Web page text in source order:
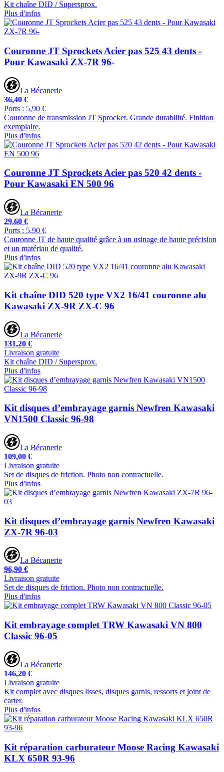
Kit chaîne DID / Supersprox.
Plus d'infos
Couronne JT Sprockets Acier pas 525 43 dents -
Pour Kawasaki ZX-7R 96-
La Bécanerie
36,40 €
Ports : 5,90 €
Couronne de transmission JT Sprocket. Grande durabilité. Finition
exemplaire.
Plus d'infos
Couronne JT Sprockets Acier pas 520 42 dents -
Pour Kawasaki EN 500 96
La Bécanerie
29,60 €
Ports : 5,90 €
Couronne JT de haute qualité grâce à un usinage de haute précision
et un matériau de qualité.
Plus d'infos
Kit chaîne DID 520 type VX2 16/41 couronne alu
Kawasaki ZX-9R ZX-C 96
La Bécanerie
131,20 €
Livraison gratuite
Kit chaîne DID / Supersprox.
Plus d'infos
Kit disques d’embrayage garnis Newfren Kawasaki
VN1500 Classic 96-98
La Bécanerie
109,00 €
Livraison gratuite
Set de disques de friction. Photo non contractuelle.
Plus d'infos
Kit disques d’embrayage garnis Newfren Kawasaki
ZX-7R 96-03
La Bécanerie
96,90 €
Livraison gratuite
Set de disques de friction. Photo non contractuelle.
Plus d'infos
Kit embrayage complet TRW Kawasaki VN 800
Classic 96-05
La Bécanerie
146,20 €
Livraison gratuite
Kit complet avec disques lisses, disques garnis, ressorts et joint de
carter.
Plus d'infos
Kit réparation carburateur Moose Racing Kawasaki
KLX 650R 93-96